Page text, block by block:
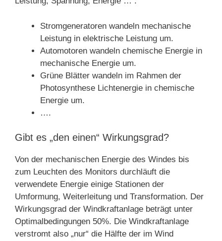
Stromgeneratoren wandeln mechanische
Leistung in elektrische Leistung um.
Automotoren wandeln chemische Energie in
mechanische Energie um.
Grüne Blätter wandeln im Rahmen der
Photosynthese Lichtenergie in chemische
Energie um.
….
Gibt es „den einen“ Wirkungsgrad?
Von der mechanischen Energie des Windes bis
zum Leuchten des Monitors durchläuft die
verwendete Energie einige Stationen der
Umformung, Weiterleitung und Transformation. Der
Wirkungsgrad der Windkraftanlage beträgt unter
Optimalbedingungen 50%. Die Windkraftanlage
verstromt also „nur“ die Hälfte der im Wind